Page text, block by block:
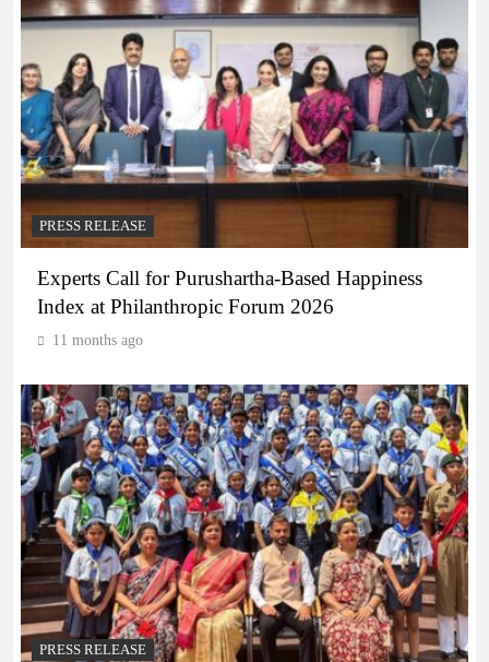
PRESS RELEASE
Experts Call for Purushartha-Based Happiness
Index at Philanthropic Forum 2026
11 months ago
PRESS RELEASE